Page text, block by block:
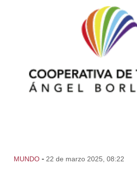
MUNDO - 22 de marzo 2025, 08:22